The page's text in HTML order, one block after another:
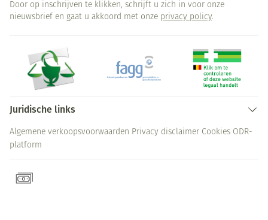
Door op inschrijven te klikken, schrijft u zich in voor onze
nieuwsbrief en gaat u akkoord met onze privacy policy.
Juridische links
Algemene verkoopsvoorwaarden Privacy disclaimer Cookies ODR-
platform